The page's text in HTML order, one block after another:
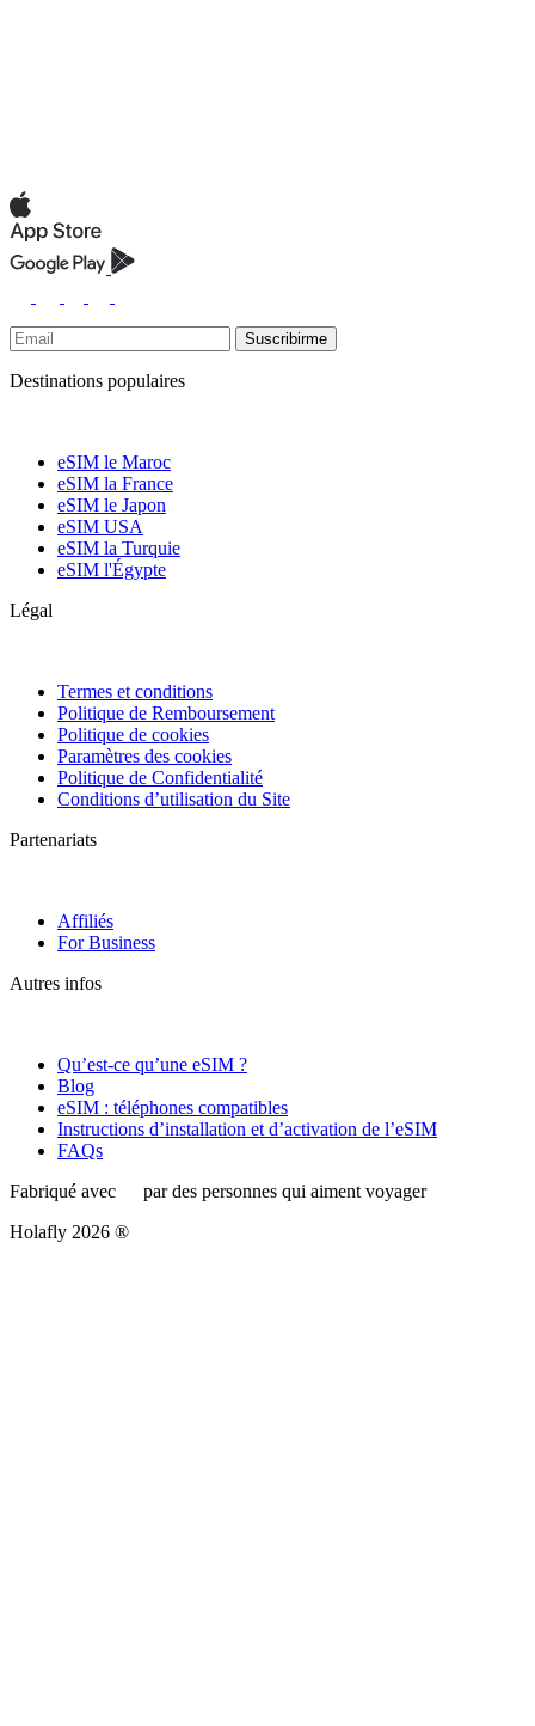
Suscribirme
Destinations populaires
eSIM le Maroc
eSIM la France
eSIM le Japon
eSIM USA
eSIM la Turquie
eSIM l'Égypte
Légal
Termes et conditions
Politique de Remboursement
Politique de cookies
Paramètres des cookies
Politique de Confidentialité
Conditions d’utilisation du Site
Partenariats
Affiliés
For Business
Autres infos
Qu’est-ce qu’une eSIM ?
Blog
eSIM : téléphones compatibles
Instructions d’installation et d’activation de l’eSIM
FAQs
Fabriqué avec
par des personnes qui aiment voyager
Holafly 2026 ®